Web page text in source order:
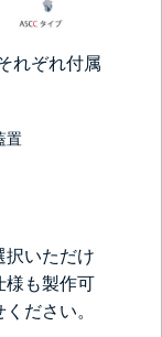
れぞれ付属
置
択いただけ
様も製作可
ださい。